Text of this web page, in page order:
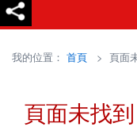
我的位置： 首頁 > 頁面
頁面未找到